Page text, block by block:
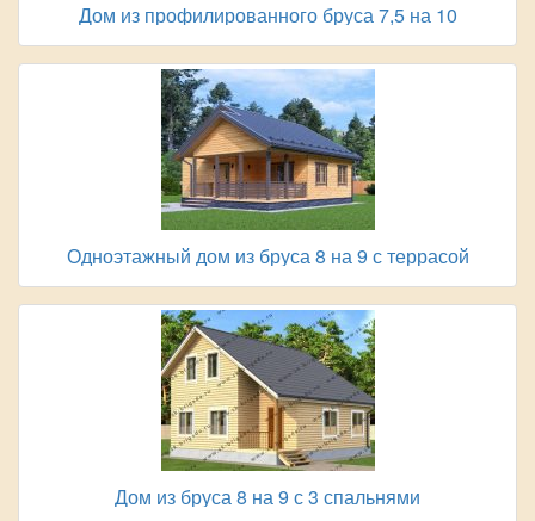
Дом из профилированного бруса 7,5 на 10
Одноэтажный дом из бруса 8 на 9 с террасой
Дом из бруса 8 на 9 с 3 спальнями